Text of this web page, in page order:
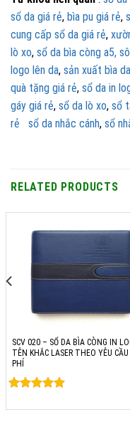
sổ da giá rẻ, bìa pu giá rẻ,
cung cấp sổ da giá rẻ,
lò xo, sổ da bìa còng a5,
logo lên da, sản xuất bìa da
quà tặng giá rẻ, sổ da in
gáy giá rẻ, sổ da lò xo, sổ
rẻ
sổ da nhắc cánh, sổ
RELATED PRODUCTS
SCV 020 – SỔ DA BÌA CÒNG IN
TÊN KHẮC LASER THEO YÊU CẦU
PHÍ
out of 5